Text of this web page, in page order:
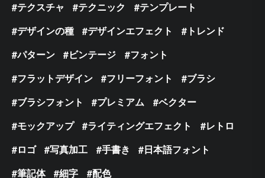
テクスチャ
テクニック
テンプレート
デザインの種
デザインエフェクト
トレンド
パターン
ビンテージ
フォント
フラットデザイン
フリーフォント
ブラシ
ブラシフォント
プレミアム
ベクター
モックアップ
ライティングエフェクト
レトロ
ロゴ
写真加工 手書き
日本語フォント
筆記体
細字 配色